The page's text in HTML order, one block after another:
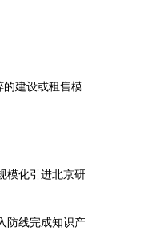
的建设或租售模
模化引进北京研
防线完成知识产